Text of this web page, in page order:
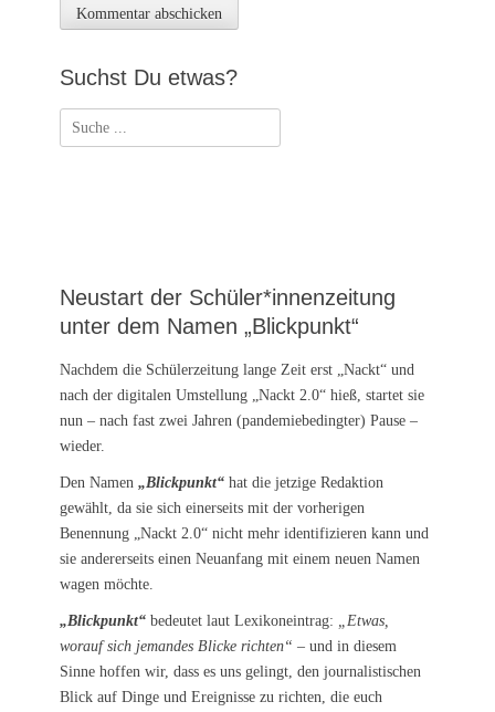
Suchst Du etwas?
Suchen
nach:
Neustart der Schüler*innenzeitung
unter dem Namen „Blickpunkt“
Nachdem die Schülerzeitung lange Zeit erst „Nackt“ und
nach der digitalen Umstellung „Nackt 2.0“ hieß, startet sie
nun – nach fast zwei Jahren (pandemiebedingter) Pause –
wieder.
Den Namen „Blickpunkt“ hat die jetzige Redaktion
gewählt, da sie sich einerseits mit der vorherigen
Benennung „Nackt 2.0“ nicht mehr identifizieren kann und
sie andererseits einen Neuanfang mit einem neuen Namen
wagen möchte.
„Blickpunkt“ bedeutet laut Lexikoneintrag:
„Etwas,
worauf sich jemandes Blicke richten“ – und in diesem
Sinne hoffen wir, dass es uns gelingt, den journalistischen
Blick auf Dinge und Ereignisse zu richten, die euch